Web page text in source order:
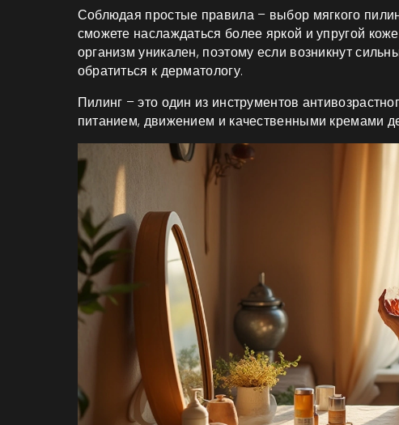
Соблюдая простые правила – выбор мягкого
сможете наслаждаться более яркой и упругой
организм уникален, поэтому если возникнут
обратиться к дерматологу.
Пилинг – это один из инструментов
питанием, движением и качественными кремами